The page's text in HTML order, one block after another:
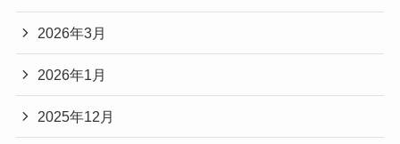
2026年3月
2026年1月
2025年12月